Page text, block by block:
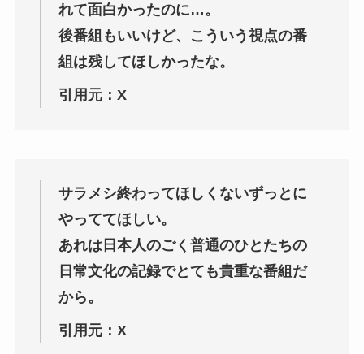
れて面白かったのに…。
後番組もいいけど、こういう視点の番
組は残してほしかったな。
引用元：X
サラメシ終わってほしくないずっとに
やっててほしい。
あれは日本人のごく普通のひとたちの
日常文化の記録でとても貴重な番組だ
から。
引用元：X